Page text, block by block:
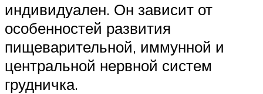
индивидуален. Он зависит от
особенностей развития
пищеварительной, иммунной и
центральной нервной систем
грудничка.